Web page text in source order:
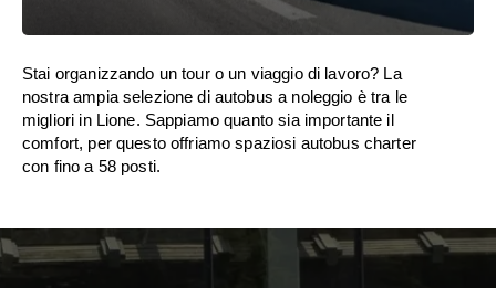
Stai organizzando un tour o un viaggio di lavoro? La
nostra ampia selezione di autobus a noleggio è tra le
migliori in Lione. Sappiamo quanto sia importante il
comfort, per questo offriamo spaziosi autobus charter
con fino a 58 posti.